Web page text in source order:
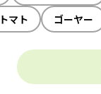
トマト ゴーヤー